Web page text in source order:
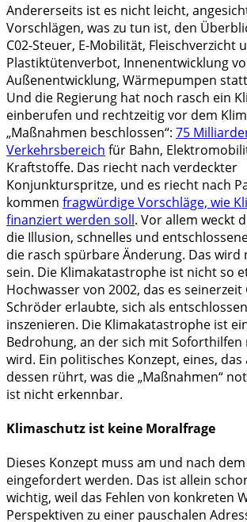
Andererseits ist es nicht leicht,
Vorschlägen, was zu tun ist, den
C02-Steuer, E-Mobilität, Fleischverzicht
Plastiktütenverbot, Innenentwicklung
Außenentwicklung, Wärmepumpen
Und die Regierung hat noch rasch ein
einberufen und rechtzeitig vor dem
„Maßnahmen beschlossen“: 75
Verkehrsbereich für Bahn,
Kraftstoffe. Das riecht nach verdeckter
Konjunkturspritze, und es riecht nach
kommen fragwürdige Vorschläge, wie
finanziert werden soll. Vor allem weckt
die Illusion, schnelles und
die rasch spürbare Änderung. Das wird
sein. Die Klimakatastrophe ist nicht so
Hochwasser von 2002, das es
Schröder erlaubte, sich als
inszenieren. Die Klimakatastrophe ist
Bedrohung, an der sich mit
wird. Ein politisches Konzept, eines,
dessen rührt, was die „Maßnahmen“
ist nicht erkennbar.
Klimaschutz ist keine Moralfrage
Dieses Konzept muss am und nach
eingefordert werden. Das ist allein
wichtig, weil das Fehlen von konkreten
Perspektiven zu einer pauschalen